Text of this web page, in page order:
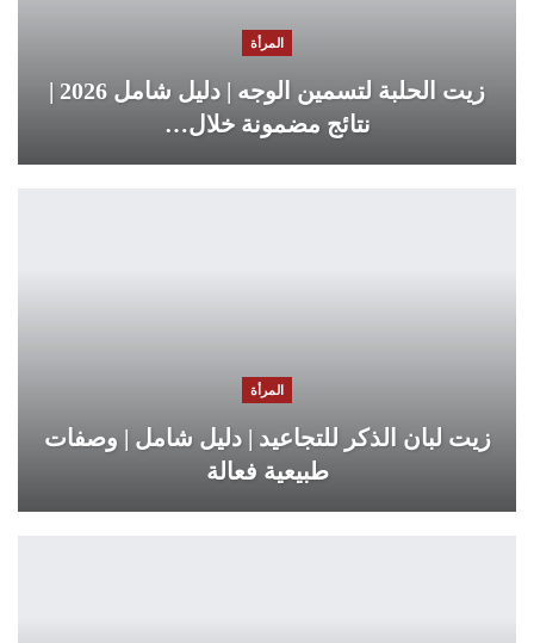
المرأة
زيت الحلبة لتسمين الوجه | دليل شامل 2026 |
نتائج مضمونة خلال…
المرأة
زيت لبان الذكر للتجاعيد | دليل شامل | وصفات
طبيعية فعالة